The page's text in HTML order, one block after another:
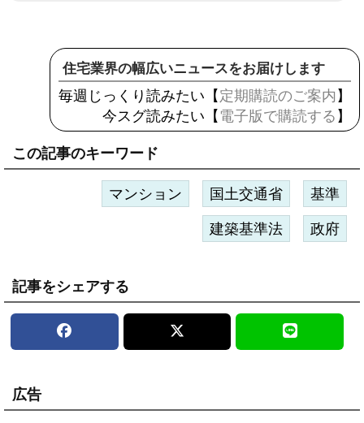
住宅業界の幅広いニュースをお届けします
毎週じっくり読みたい【 定期購読のご案内 】
今スグ読みたい【 電子版で購読する 】
この記事のキーワード
マンション 国土交通省 基準
建築基準法 政府
記事をシェアする
広告